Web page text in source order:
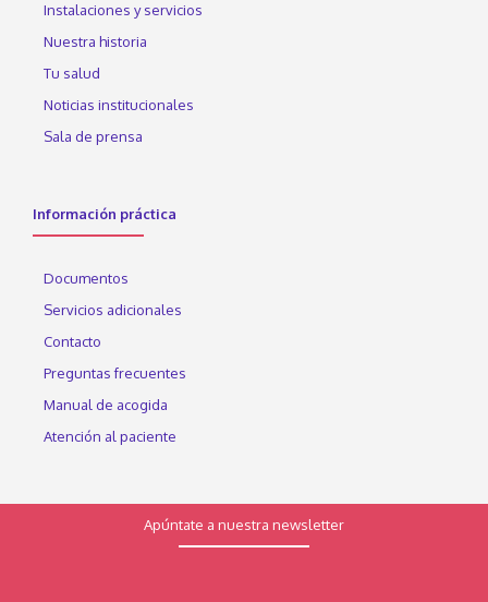
Instalaciones y servicios
Nuestra historia
Tu salud
Noticias institucionales
Sala de prensa
Información práctica
Documentos
Servicios adicionales
Contacto
Preguntas frecuentes
Manual de acogida
Atención al paciente
Apúntate a nuestra newsletter